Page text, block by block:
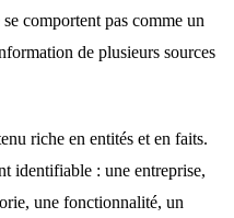
comportent pas comme un
de plusieurs sources
riche en entités et en faits.
identifiable : une entreprise,
une fonctionnalité, un